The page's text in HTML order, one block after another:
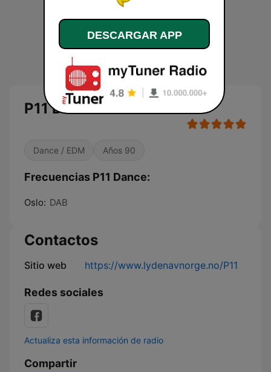
P11 Dance
Dance / EDM Años 90
Frecuencias P11 Dance:
Oslo: DAB
Contactos
Sitio web https://www.lydenavnorge.no/P11
Redes sociales
Actualiza esta información de radio
Compartir
DESCARGAR APP